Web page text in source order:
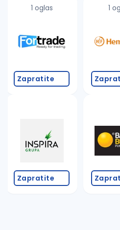
proverite pravopisne
promenite odabrane
1 oglas
Zapratite
Zapratite
1